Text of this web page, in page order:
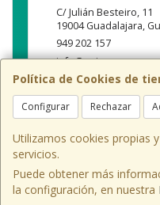
Política de Cookies de
Configurar Rechazar
Utilizamos cookies propias
servicios.
Puede obtener más
la configuración, en nuestra
C/ Julián Besteiro, 11
19004 Guadalajara,
949 202 157
info@qsi.es
Horario
10:00-14:00/16:30-20:00
, , , , España. -